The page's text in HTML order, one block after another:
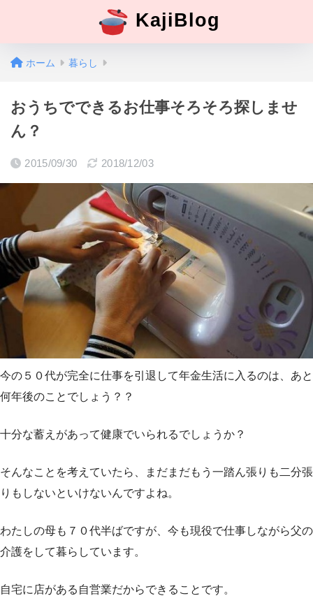
KajiBlog
ホーム 暮らし
おうちでできるお仕事そろそろ探しませ
ん？
2015/09/30 2018/12/03
今の５０代が完全に仕事を引退して年金生活に入るのは、あと
何年後のことでしょう？？
十分な蓄えがあって健康でいられるでしょうか？
そんなことを考えていたら、まだまだもう一踏ん張りも二分張
りもしないといけないんですよね。
わたしの母も７０代半ばですが、今も現役で仕事しながら父の
介護をして暮らしています。
自宅に店がある自営業だからできることです。